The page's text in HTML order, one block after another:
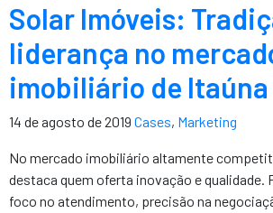
Solar Imóveis:
liderança no
imobiliário de Itaúna
14 de agosto de 2019 Cases, Marketing
No mercado imobiliário altamente
destaca quem oferta inovação e qualidade.
foco no atendimento, precisão na